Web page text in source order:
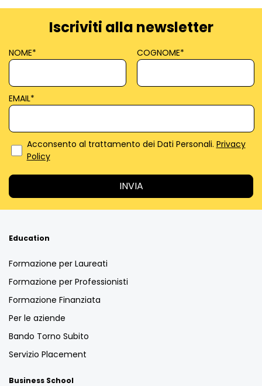
Iscriviti alla newsletter
NOME* COGNOME*
EMAIL*
Acconsento al trattamento dei Dati Personali. Privacy
Policy
Education
Formazione per Laureati
Formazione per Professionisti
Formazione Finanziata
Per le aziende
Bando Torno Subito
Servizio Placement
Business School